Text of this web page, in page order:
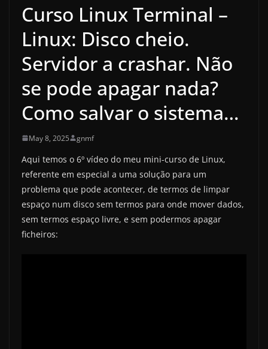
Curso Linux Terminal –
Linux: Disco cheio.
Servidor a crashar. Não
se pode apagar nada?
Como salvar o sistema…
May 8, 2025 gnmf
Aqui temos o 6º vídeo do meu mini-curso de Linux,
referente em especial a uma solução para um
problema que pode acontecer, de termos de limpar
espaço num disco sem termos para onde mover dados,
sem termos espaço livre, e sem podermos apagar
ficheiros: